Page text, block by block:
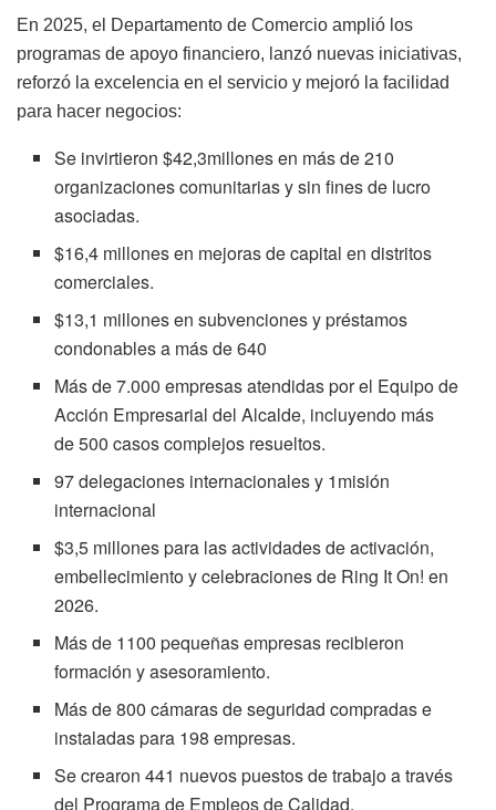
En 2025, el Departamento de Comercio amplió los
programas de apoyo financiero, lanzó nuevas iniciativas,
reforzó la excelencia en el servicio y mejoró la facilidad
para hacer negocios:
Se invirtieron $42,3millones en más de 210
organizaciones comunitarias y sin fines de lucro
asociadas.
$16,4 millones en mejoras de capital en distritos
comerciales.
$13,1 millones en subvenciones y préstamos
condonables a más de 640
Más de 7.000 empresas atendidas por el Equipo de
Acción Empresarial del Alcalde, incluyendo más
de 500 casos complejos resueltos.
97 delegaciones internacionales y 1misión
internacional
$3,5 millones para las actividades de activación,
embellecimiento y celebraciones de Ring It On! en
2026.
Más de 1100 pequeñas empresas recibieron
formación y asesoramiento.
Más de 800 cámaras de seguridad compradas e
instaladas para 198 empresas.
Se crearon 441 nuevos puestos de trabajo a través
del Programa de Empleos de Calidad.